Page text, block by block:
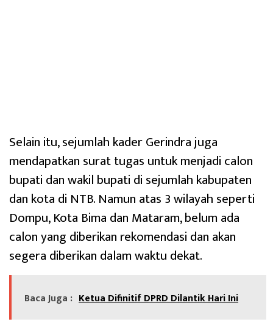
Selain itu, sejumlah kader Gerindra juga
mendapatkan surat tugas untuk menjadi calon
bupati dan wakil bupati di sejumlah kabupaten
dan kota di NTB. Namun atas 3 wilayah seperti
Dompu, Kota Bima dan Mataram, belum ada
calon yang diberikan rekomendasi dan akan
segera diberikan dalam waktu dekat.
Baca Juga : Ketua Difinitif DPRD Dilantik Hari Ini